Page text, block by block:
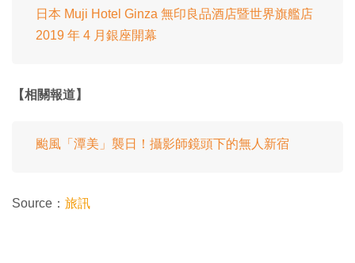
日本 Muji Hotel Ginza 無印良品酒店暨世界旗艦店
2019 年 4 月銀座開幕
【相關報道】
颱風「潭美」襲日！攝影師鏡頭下的無人新宿
Source： 旅訊